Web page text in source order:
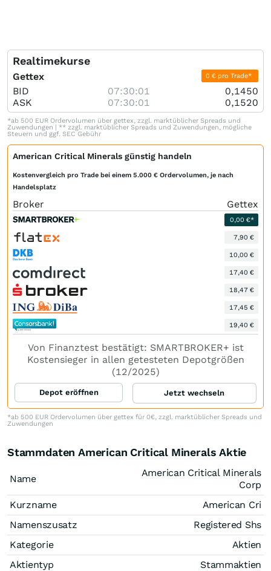
Realtimekurse
Gettex 0 € pro Trade*
BID 07:30:01
0,1450
ASK
07:30:01 0,1520
*ab 500 EUR Ordervolumen über gettex, zzgl. marktüblicher Spreads und
Zuwendungen | ** zzgl. marktüblicher Spreads und Zuwendungen, mögliche
Steuern und ggf. SEC Gebühr
American Critical Minerals günstig handeln
Kostenvergleich pro Trade bei einem 5.000 € Ordervolumen, je nach
Handelsplatz
Broker Gettex
0,00 €*
7,90 €
10,00 €
17,40 €
18,47 €
17,45 €
19,40 €
Von Finanztest bestätigt: SMARTBROKER+ ist
Kostensieger in allen getesteten Depotgrößen
(12/2025)
Depot eröffnen Jetzt wechseln
*ab 500 EUR Ordervolumen über gettex für 0€, zzgl. marktüblicher Spreads und
Zuwendungen
Stammdaten American Critical Minerals Aktie
Name
American Critical Minerals
Corp
Kurzname
American Cri
Namenszusatz
Registered Shs
Kategorie
Aktien
Aktientyp
Stammaktien